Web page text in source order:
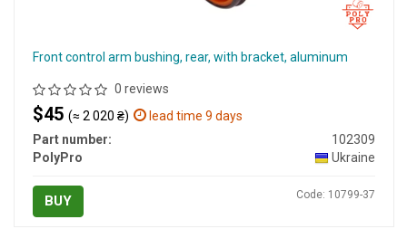
Front control arm bushing, rear, with bracket, aluminum
0 reviews
$45 (≈ 2 020 ₴)
lead time 9 days
Part number:
102309
PolyPro
Ukraine
BUY Code: 10799-37